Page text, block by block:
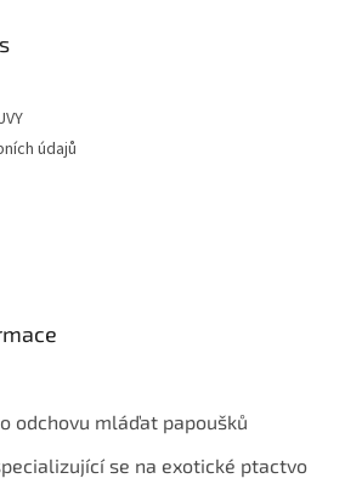
údajů
odchovu mláďat papoušků
se na exotické ptactvo